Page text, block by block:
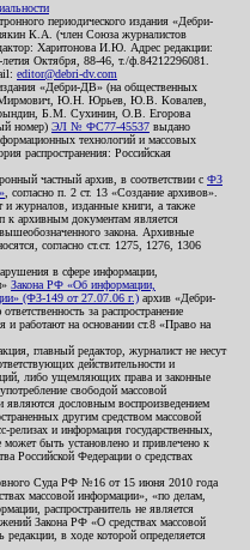
периодического издания «Дебри-
К.А. (член Союза журналистов
Харитонова И.Ю. Адрес редакции:
Октября, 88-46, т./ф.84212296081.
editor@debri-dv.com
«Дебри-ДВ» (на общественных
Ю.Н. Юрьев, Ю.В. Ковалев,
Б.М. Сухинин, О.В. Егорова
номер) ЭЛ № ФС77-45537 выдано
технологий и массовых
распространения: Российская
частный архив, в соответствии с ФЗ
, согласно п. 2 ст. 13 «Создание архивов».
и журналов, изданные книги, а также
к архивным документам является
закона. Архивные
согласно ст.ст. 1275, 1276, 1306
в сфере информации,
Закона РФ «Об информации,
(ФЗ-149 от 27.07.06 г.) архив «Дебри-
за распространение
и работают на основании ст.8 «Право на
главный редактор, журналист не несут
действительности и
либо ущемляющих права и законные
свободой массовой
дословным воспроизведением
другим средством массовой
и информация государственных,
быть установлено и привлечено к
Российской Федерации о средствах
Суда РФ №16 от 15 июня 2010 года
массовой информации», «по делам,
распространитель не является
Закона РФ «О средствах массовой
в ходе которой определяется